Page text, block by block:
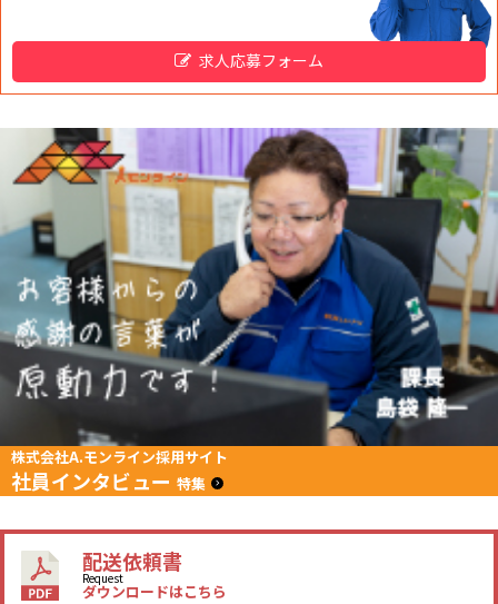
求人応募フォーム
株式会社A.モンライン採用サイト
社員インタビュー 特集
配送依頼書
Request
ダウンロードはこちら